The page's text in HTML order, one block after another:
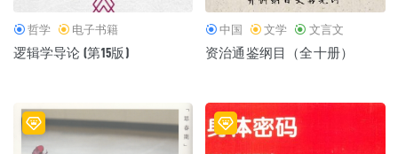
哲学 电子书籍
逻辑学导论 (第15版)
中国 文学 文言文
资治通鉴纲目（全十册）